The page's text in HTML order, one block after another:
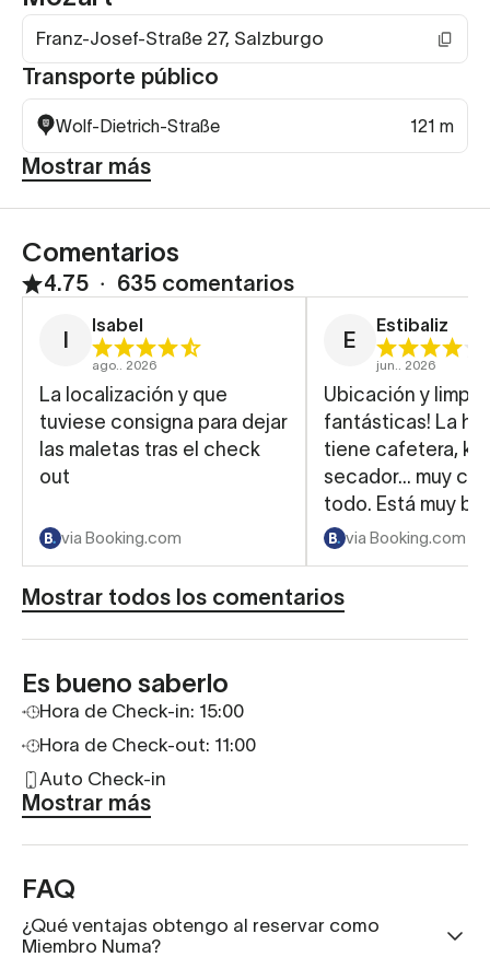
Franz-Josef-Straße 27, Salzburgo
Transporte público
Wolf-Dietrich-Straße 121 m
Mostrar más
Comentarios
4.75 ∙ 635 comentarios
Isabel
ago.. 2026
La localización y que
tuviese consigna para dejar
las maletas tras el check
out
via Booking.com
E
Estibaliz
jun.. 2026
Ubicación y
fantásticas! La
tiene cafetera,
secador… muy
todo. Está muy
puesta y muy bien
via Booking.com
Mostrar todos los comentarios
Es bueno saberlo
Hora de Check-in: 15:00
Hora de Check-out: 11:00
Auto Check-in
Mostrar más
FAQ
¿Qué ventajas obtengo al reservar como
Miembro Numa?